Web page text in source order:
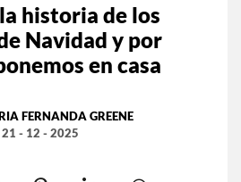
historia de los
Navidad y por
en casa
FERNANDA GREENE
21 - 12 - 2025